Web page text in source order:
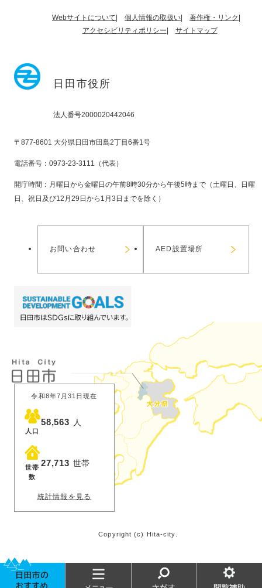
Webサイトについて 個人情報の取扱い
著作権・リンク
アクセシビリティポリシー
サイトマップ
日田市役所
法人番号2000020442046
〒877-8601 大分県日田市田島2丁目6番1号
電話番号：0973-23-3111（代表）
開庁時間：月曜日から金曜日の午前8時30分から午後5時まで（土曜日、日曜
日、祝日及び12月29日から1月3日までを除く）
お問い合わせ AED設置場所
令和8年7月31日現在
人口
58,563 人
世帯
数
27,713 世帯
統計情報を見る
Copyright (c) Hita-city.